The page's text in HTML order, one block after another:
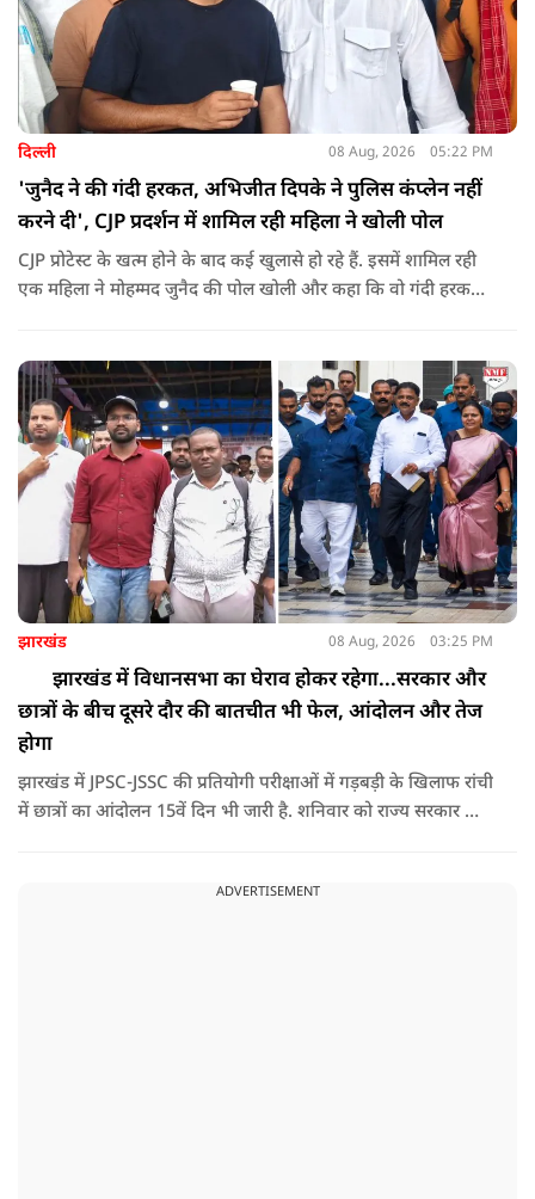
दिल्ली 08 Aug, 2026 05:22 PM
'जुनैद ने की गंदी हरकत, अभिजीत दिपके ने पुलिस कंप्लेन नहीं
करने दी', CJP प्रदर्शन में शामिल रही महिला ने खोली पोल
CJP प्रोटेस्ट के खत्म होने के बाद कई खुलासे हो रहे हैं. इसमें शामिल रही
एक महिला ने मोहम्मद जुनैद की पोल खोली और कहा कि वो गंदी हरकतें
दिया.
झारखंड 08 Aug, 2026 03:25 PM
झारखंड में विधानसभा का घेराव होकर रहेगा...सरकार और
छात्रों के बीच दूसरे दौर की बातचीत भी फेल, आंदोलन और तेज
होगा
झारखंड में JPSC-JSSC की प्रतियोगी परीक्षाओं में गड़बड़ी के खिलाफ रांची
में छात्रों का आंदोलन 15वें दिन भी जारी है. शनिवार को राज्य सरकार और
ADVERTISEMENT